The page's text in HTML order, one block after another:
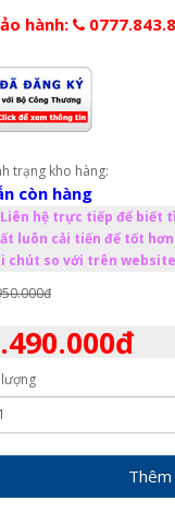
hành:
trạng kho hàng:
còn hàng
Liên hệ trực tiếp để biết
luôn cải tiến để tốt
chút so với trên
lượng